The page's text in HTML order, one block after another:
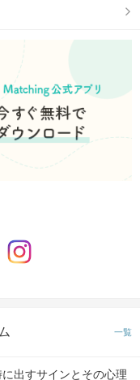
一覧
出すサインとその心理